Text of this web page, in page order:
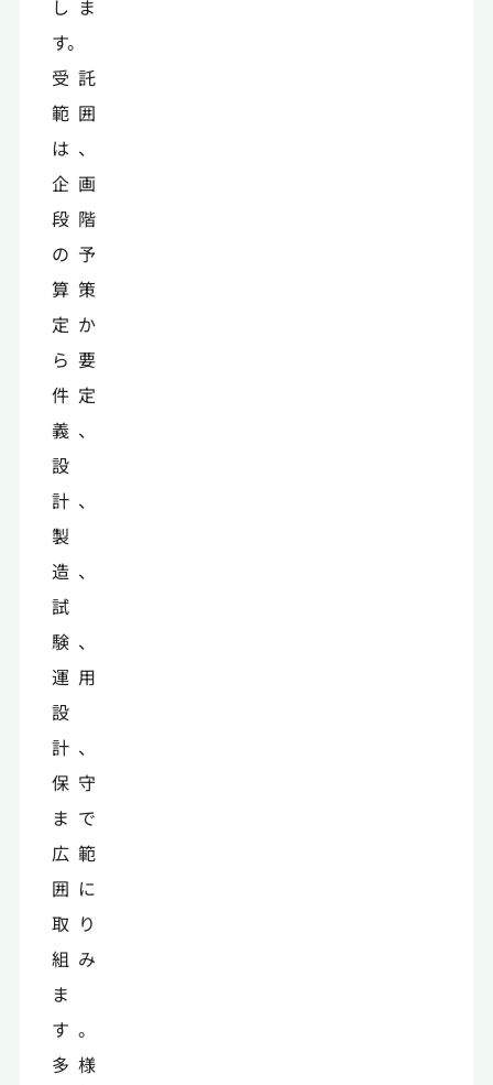
しま
す。
受託
範囲
は、
企画
段階
の予
算策
定か
ら要
件定
義、
設
計、
製
造、
試
験、
運用
設
計、
保守
まで
広範
囲に
取り
組み
ま
す。
多様